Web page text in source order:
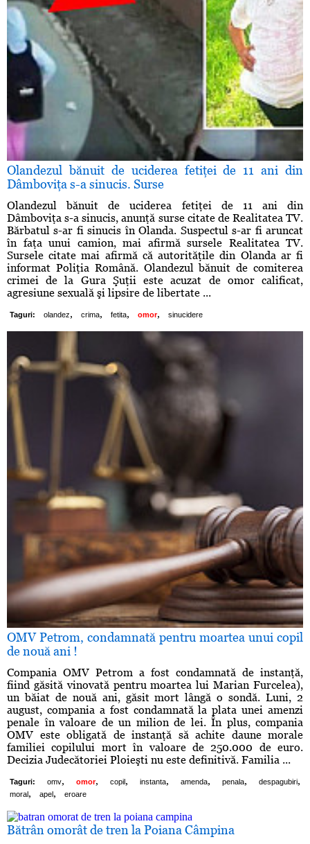
Olandezul bănuit de uciderea fetiţei de 11 ani din
Dâmboviţa s-a sinucis. Surse
Olandezul bănuit de uciderea fetiţei de 11 ani din
Dâmboviţa s-a sinucis, anunţă surse citate de Realitatea TV.
Bărbatul s-ar fi sinucis în Olanda. Suspectul s-ar fi aruncat
în faţa unui camion, mai afirmă sursele Realitatea TV.
Sursele citate mai afirmă că autorităţile din Olanda ar fi
informat Poliţia Română. Olandezul bănuit de comiterea
crimei de la Gura Şuţii este acuzat de omor calificat,
agresiune sexuală şi lipsire de libertate ...
Taguri: olandez, crima, fetita, omor, sinucidere
OMV Petrom, condamnată pentru moartea unui copil
de nouă ani !
Compania OMV Petrom a fost condamnată de instanţă,
fiind găsită vinovată pentru moartea lui Marian Furcelea),
un băiat de nouă ani, găsit mort lângă o sondă. Luni, 2
august, compania a fost condamnată la plata unei amenzi
penale în valoare de un milion de lei. În plus, compania
OMV este obligată de instanţă să achite daune morale
familiei copilului mort în valoare de 250.000 de euro.
Decizia Judecătoriei Ploieşti nu este definitivă. Familia ...
Taguri: omv, omor, copil , instanta, amenda, penala, despagubiri,
moral , apel , eroare
Bătrân omorât de tren la Poiana Câmpina